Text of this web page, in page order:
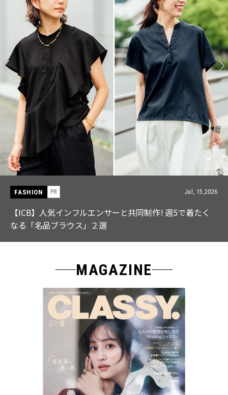
FASHION PR Jul, 15,2026
【ICB】人気インフルエンサーと共同制作! 週5で着たく
なる「名品ブラウス」２選
MAGAZINE